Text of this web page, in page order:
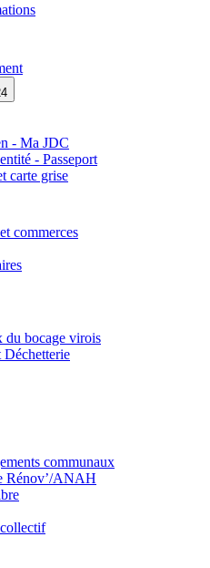
- Ma JDC
- Passeport
carte grise
commerces
du bocage virois
Déchetterie
communaux
Rénov’/ANAH